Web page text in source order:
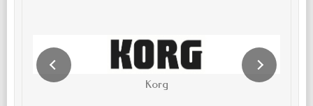
Korg